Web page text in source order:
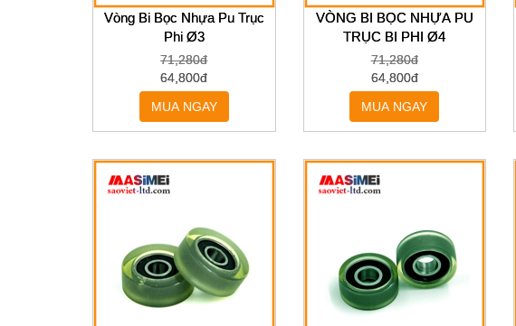
THIẾT BỊ TỰ ĐỘNG HÓA
Vòng Bi Bọc Nhựa Pu Trục
Phi Ø3
71,280đ
64,800đ
MUA NGAY
Vòng bi bọc nhựa PU
trục phi 03
VÒNG BI BỌC NHỰA PU
TRỤC BI PHI Ø4
71,280đ
64,800đ
MUA NGAY